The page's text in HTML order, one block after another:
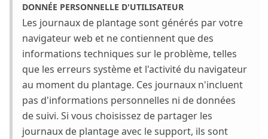
DONNÉE PERSONNELLE D'UTILISATEUR
Les journaux de plantage sont générés par votre
navigateur web et ne contiennent que des
informations techniques sur le problème, telles
que les erreurs système et l'activité du navigateur
au moment du plantage. Ces journaux n'incluent
pas d'informations personnelles ni de données
de suivi. Si vous choisissez de partager les
journaux de plantage avec le support, ils sont